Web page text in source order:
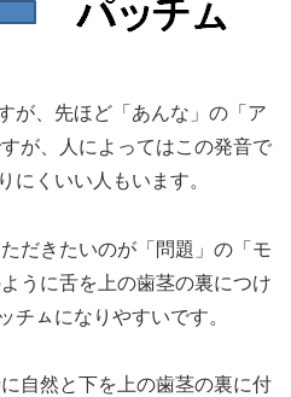
が、先ほど「あんな」の「ア
が、人によってはこの発音で
にくいい人もいます。
だきたいのが「問題」の「モ
うに舌を上の歯茎の裏につけ
チㇺになりやすいです。
自然と下を上の歯茎の裏に付